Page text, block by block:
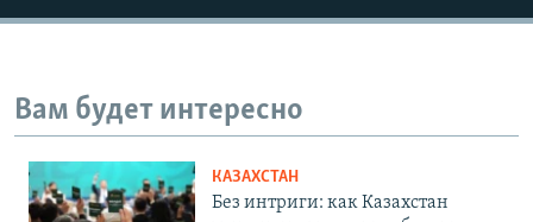
Вам будет интересно
КАЗАХСТАН
Без интриги: как Казахстан